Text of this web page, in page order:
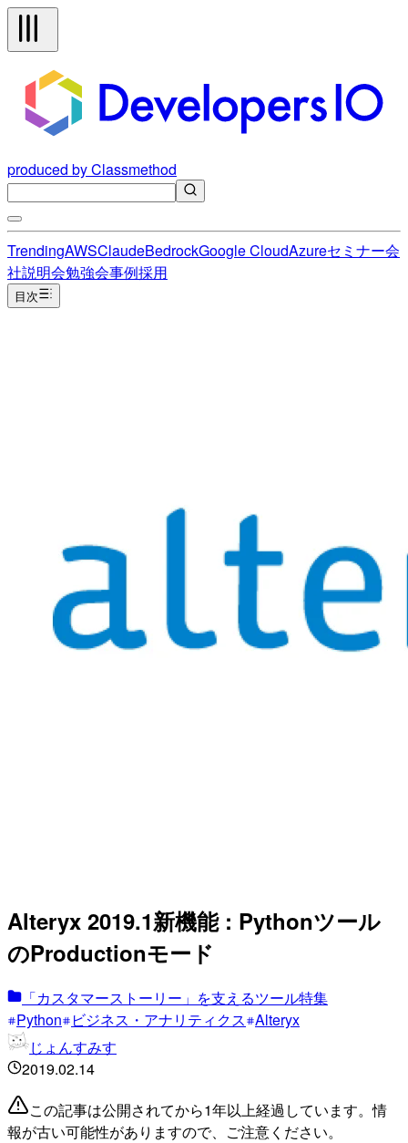
produced by Classmethod
TrendingAWSClaudeBedrockGoogle CloudAzureセミナー会
社説明会勉強会事例採用
目次
Alteryx 2019.1新機能 : Pythonツール
のProductionモード
「カスタマーストーリー」を支えるツール特集
Python
ビジネス・アナリティクス Alteryx
じょんすみす
2019.02.14
この記事は公開されてから1年以上経過しています。情
報が古い可能性がありますので、ご注意ください。